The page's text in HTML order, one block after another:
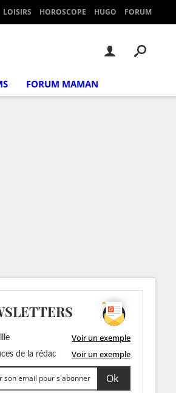
LOISIRS HOROSCOPE HUGO FORUM
FORUM MAMAN
Voir un exemple
de la rédac Voir un exemple